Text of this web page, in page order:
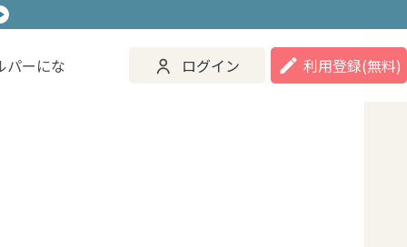
ご活用事例 ヘルパーになる ログイン 登録する
パーにな ログイン 利用登録(無料)